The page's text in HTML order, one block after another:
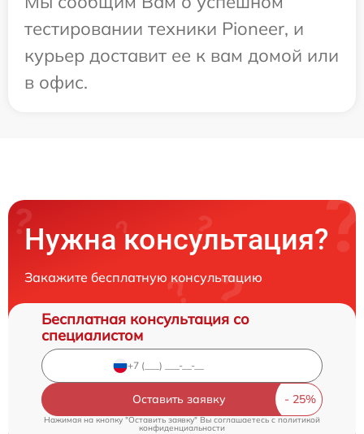
тестировании техники Pioneer, и
курьер доставит ее к вам домой или
в офис.
Нужна консультация?
Закажите бесплатную консультацию
Бесплатная консультация со
специалистом
Оставить заявку
Нажимая на кнопку "Оставить заявку" Вы соглашаетесь cполитикой
конфиденциальности